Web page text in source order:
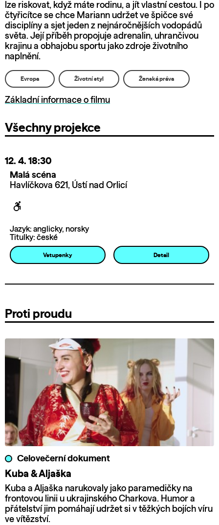
lze riskovat, když máte rodinu, a jít vlastní cestou. I po
čtyřicítce se chce Mariann udržet ve špičce své
disciplíny a sjet jeden z nejnáročnějších vodopádů
světa. Její příběh propojuje adrenalin, uhrančivou
krajinu a obhajobu sportu jako zdroje životního
naplnění.
Evropa Životní styl Ženská práva
Základní informace o filmu
Všechny projekce
12. 4. 18:30
Malá scéna
Havlíčkova 621, Ústí nad Orlicí
Jazyk: anglicky, norsky
Titulky: české
Vstupenky Detail
Proti proudu
Celovečerní dokument
Kuba & Aljaška
Kuba a Aljaška narukovaly jako paramedičky na
frontovou linii u ukrajinského Charkova. Humor a
přátelství jim pomáhají udržet si v těžkých bojích víru
ve vítězství.